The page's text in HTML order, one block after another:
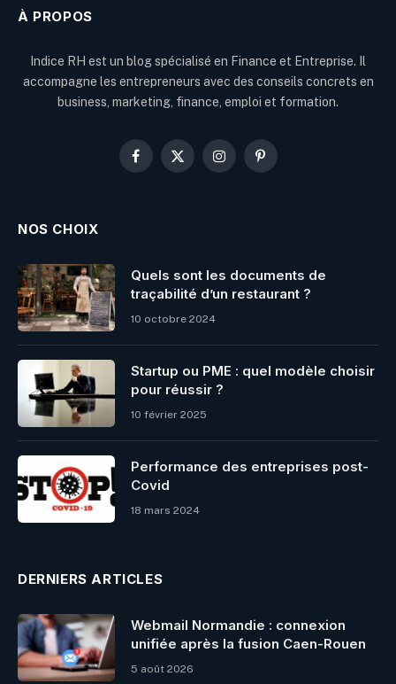
À PROPOS
Indice RH est un blog spécialisé en Finance et Entreprise. Il
accompagne les entrepreneurs avec des conseils concrets en
business, marketing, finance, emploi et formation.
Facebook
X
InstagramPinterest
NOS CHOIX
Quels sont les documents de
traçabilité d’un restaurant ?
10 octobre 2024
Startup ou PME : quel modèle choisir
pour réussir ?
10 février 2025
Performance des entreprises post-
Covid
18 mars 2024
DERNIERS ARTICLES
Webmail Normandie : connexion
unifiée après la fusion Caen-Rouen
5 août 2026